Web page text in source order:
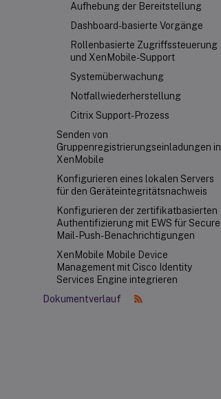
Aufhebung der Bereitstellung
Dashboard-basierte Vorgänge
Rollenbasierte Zugriffssteuerung
und XenMobile-Support
Systemüberwachung
Notfallwiederherstellung
Citrix Support-Prozess
Senden von
Gruppenregistrierungseinladungen in
XenMobile
Konfigurieren eines lokalen Servers
für den Geräteintegritätsnachweis
Konfigurieren der zertifikatbasierten
Authentifizierung mit EWS für Secure
Mail-Push-Benachrichtigungen
XenMobile Mobile Device
Management mit Cisco Identity
Services Engine integrieren
Dokumentverlauf